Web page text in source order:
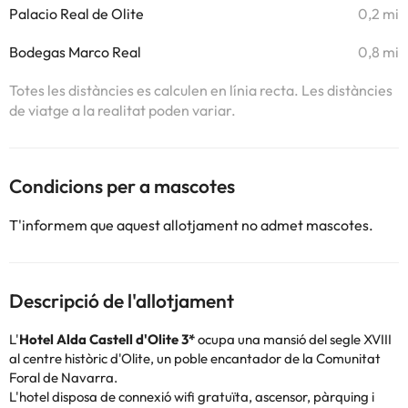
Palacio Real de Olite 0,2 mi
Bodegas Marco Real 0,8 mi
Totes les distàncies es calculen en línia recta. Les distàncies
de viatge a la realitat poden variar.
Condicions per a mascotes
T'informem que aquest allotjament no admet mascotes.
Descripció de l'allotjament
L'Hotel Alda Castell d'Olite 3*ocupa una mansió del segle XVIII
al centre històric d'Olite, un poble encantador de la Comunitat
Foral de Navarra.
L'hotel disposa de connexió wifi gratuïta, ascensor, pàrquing i